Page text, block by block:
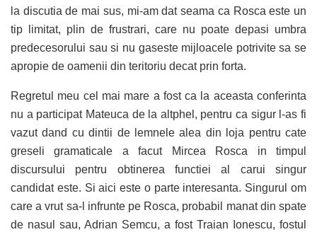
la discutia de mai sus, mi-am dat seama ca Rosca este un
tip limitat, plin de frustrari, care nu poate depasi umbra
predecesorului sau si nu gaseste mijloacele potrivite sa se
apropie de oamenii din teritoriu decat prin forta.
Regretul meu cel mai mare a fost ca la aceasta conferinta
nu a participat Mateuca de la altphel, pentru ca sigur l-as fi
vazut dand cu dintii de lemnele alea din loja pentru cate
greseli gramaticale a facut Mircea Rosca in timpul
discursului pentru obtinerea functiei al carui singur
candidat este. Si aici este o parte interesanta. Singurul om
care a vrut sa-l infrunte pe Rosca, probabil manat din spate
de nasul sau, Adrian Semcu, a fost Traian Ionescu, fostul